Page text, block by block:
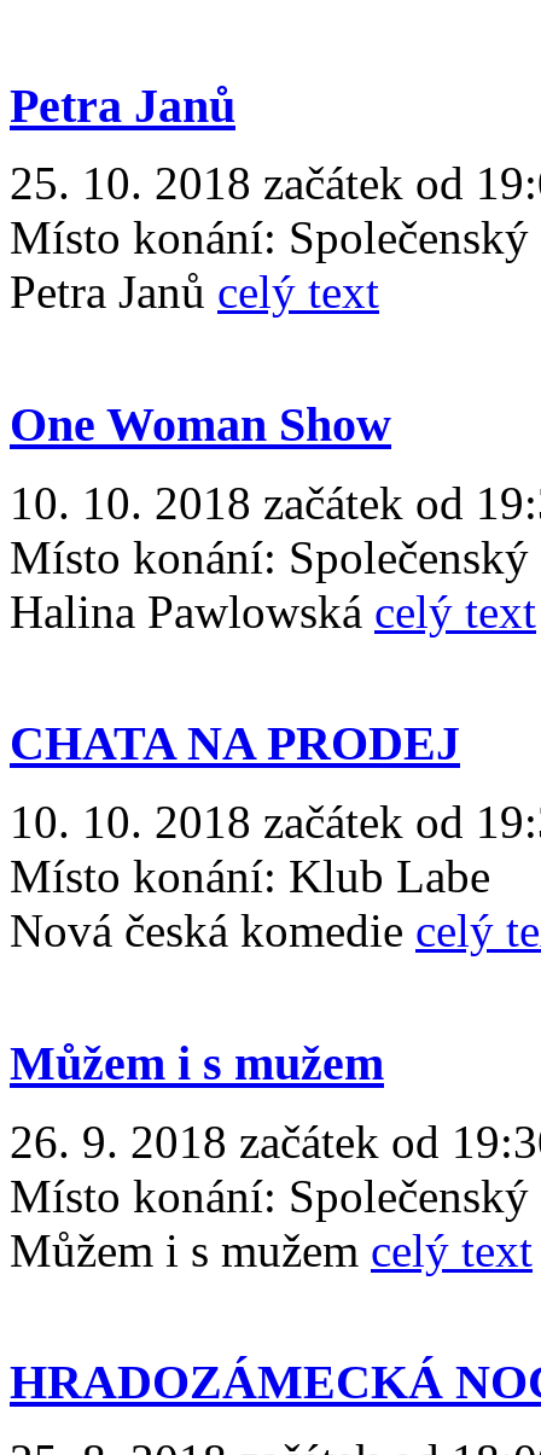
Petra Janů
25. 10. 2018 začátek od
Místo konání:
Petra Janů celý text
One Woman Show
10. 10. 2018 začátek od
Místo konání:
Halina Pawlowská celý text
CHATA NA PRODEJ
10. 10. 2018 začátek od
Místo konání: Klub Labe
Nová česká komedie celý
Můžem i s mužem
26. 9. 2018 začátek od
Místo konání:
Můžem i s mužem celý text
HRADOZÁMECKÁ